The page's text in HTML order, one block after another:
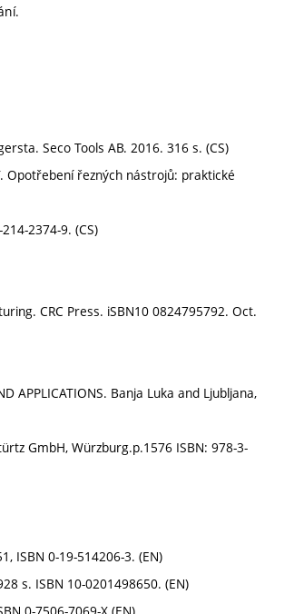
Seco Tools AB. 2016. 316 s. (CS)
Opotřebení řezných nástrojů: praktické
2374-9. (CS)
CRC Press. iSBN10 0824795792. Oct.
APPLICATIONS. Banja Luka and Ljubljana,
GmbH, Würzburg.p.1576 ISBN: 978-3-
ISBN 0-19-514206-3. (EN)
s. ISBN 10-0201498650. (EN)